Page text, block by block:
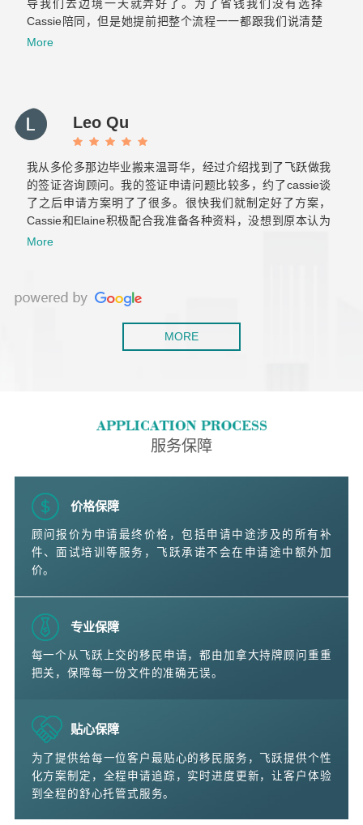
导我们去边境一天就弄好了。为了省钱我们没有选择
Cassie陪同，但是她提前把整个流程一一都跟我们说清楚
了也标注了重点，当时我们两个才来加拿大半年的小白也很
复的文件准备和反复的奔波。那么希望你们以后越来越好！
保持初心！
More
Leo Qu
我从多伦多那边毕业搬来温哥华，经过介绍找到了飞跃做我
的签证咨询顾问。我的签证申请问题比较多，约了cassie谈
了之后申请方案明了了很多。很快我们就制定好了方案，
Cassie和Elaine积极配合我准备各种资料，没想到原本认为
肯定会拒签的工签，一次就获批了。后来积累了两年工作经
More
MORE
服务保障
价格保障
顾问报价为申请最终价格，包括申请中途涉及的所有补
件、面试培训等服务，飞跃承诺不会在申请途中额外加
价。
专业保障
每一个从飞跃上交的移民申请，都由加拿大持牌顾问重重
把关，保障每一份文件的准确无误。
贴心保障
为了提供给每一位客户最贴心的移民服务，飞跃提供个性
化方案制定，全程申请追踪，实时进度更新，让客户体验
到全程的舒心托管式服务。